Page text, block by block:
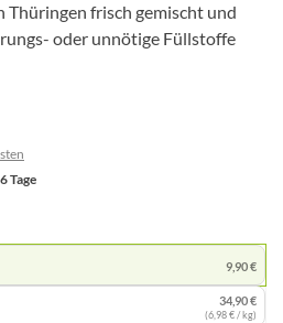
Thüringen frisch gemischt und
oder unnötige Füllstoffe
Tage
9,90 €
34,90 €
(6,98 € / kg)